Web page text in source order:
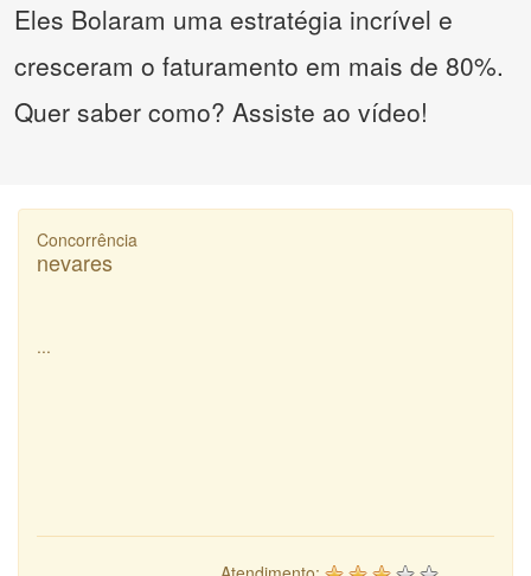
Eles Bolaram uma estratégia incrível e
cresceram o faturamento em mais de 80%.
Quer saber como? Assiste ao vídeo!
Concorrência
nevares
...